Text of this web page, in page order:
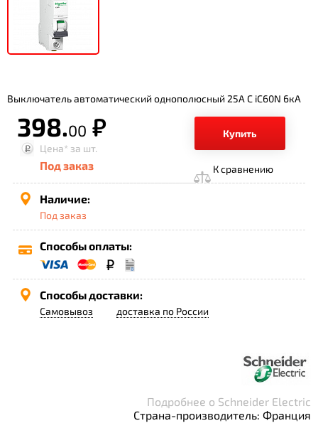
Выключатель автоматический однополюсный 25А С iC60N 6кА
398.00 р.
Купить
Цена* за шт.
Под заказ К сравнению
Наличие:
Под заказ
Способы оплаты:
Способы доставки:
Самовывоз доставка по России
Подробнее о Schneider Electric
Страна-производитель: Франция